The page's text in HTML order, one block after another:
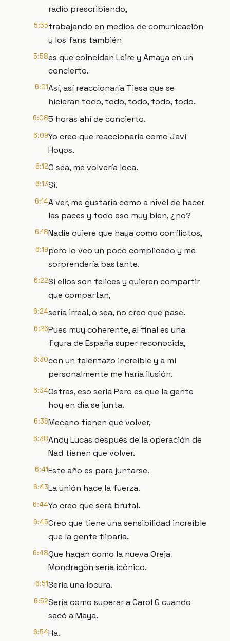
radio prescribiendo,
5:55trabajando en medios de comunicación
y los fans también
5:58es que coincidan Leire y Amaya en un
concierto.
6:01Así, así reaccionaría Tiesa que se
hicieran todo, todo, todo, todo, todo.
6:085 horas ahí de concierto.
6:09Yo creo que reaccionaría como Javi
Hoyos.
6:12O sea, me volvería loca.
6:13Sí.
6:14A ver, me gustaría como a nivel de hacer
las paces y todo eso muy bien, ¿no?
6:18Nadie quiere que haya como conflictos,
6:19pero lo veo un poco complicado y me
sorprendería bastante.
6:22Si ellos son felices y quieren compartir
que compartan,
6:24sería irreal, o sea, no creo que pase.
6:26Pues muy coherente, al final es una
figura de España super reconocida,
6:30con un talentazo increíble y a mí
personalmente me haría ilusión.
6:34Ostras, eso sería Pero es que la gente
hoy en día se junta.
6:36Mecano tienen que volver,
6:38Andy Lucas después de la operación de
Nad tienen que volver.
6:41Este año es para juntarse.
6:43La unión hace la fuerza.
6:44Yo creo que será brutal.
6:45Creo que tiene una sensibilidad increíble
que la gente fliparía.
6:48Que hagan como la nueva Oreja
Mondragón sería icónico.
6:51Sería una locura.
6:52Sería como superar a Carol G cuando
sacó a Maya.
6:54Ha.